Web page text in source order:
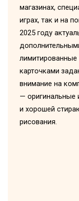
магазинах,
играх, так и на
2025 году
карточками
внимание на
— оригинальные
и хорошей
рисования.